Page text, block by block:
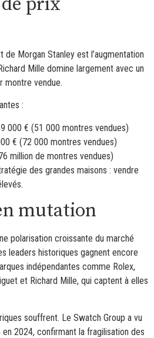
de prix
de Morgan Stanley est l’augmentation
Mille domine largement avec un
montre vendue.
:
000 € (51 000 montres vendues)
€ (72 000 montres vendues)
million de montres vendues)
des grandes maisons : vendre
mutation
polarisation croissante du marché
leaders historiques gagnent encore
indépendantes comme Rolex,
et Richard Mille, qui captent à elles
souffrent. Le Swatch Group a vu
2024, confirmant la fragilisation des